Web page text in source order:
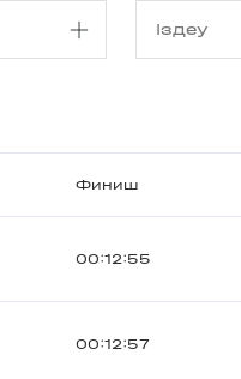
Финиш
00:12:55
00:12:57